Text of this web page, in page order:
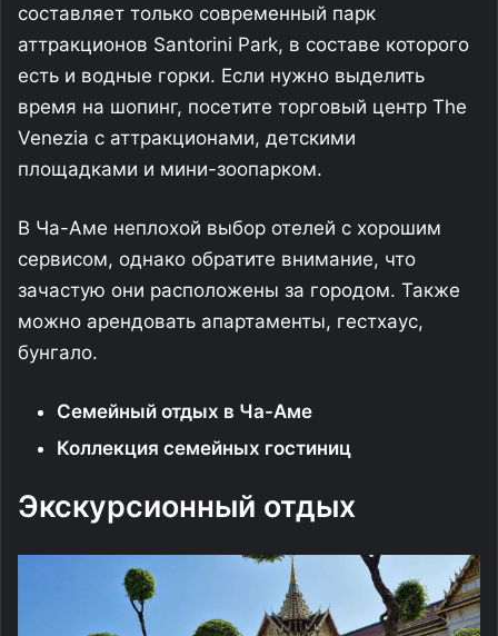
составляет только современный парк
аттракционов Santorini Park, в составе которого
есть и водные горки. Если нужно выделить
время на шопинг, посетите торговый центр The
Venezia с аттракционами, детскими
площадками и мини-зоопарком.
В Ча-Аме неплохой выбор отелей с хорошим
сервисом, однако обратите внимание, что
зачастую они расположены за городом. Также
можно арендовать апартаменты, гестхаус,
бунгало.
Семейный отдых в Ча-Аме
Коллекция семейных гостиниц
Экскурсионный отдых